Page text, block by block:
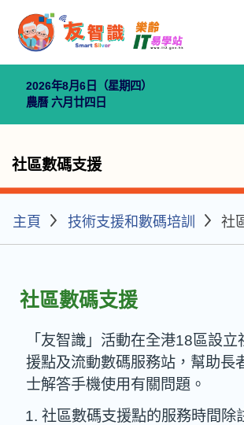
2026年8月6日（星期四）
農曆 六月廿四日
社區數碼支援
主頁 技術支援和數碼培訓 社
社區數碼支援
「友智識」活動在全港18區設立
援點及流動數碼服務站，幫助長
士解答手機使用有關問題。
社區數碼支援點的服務時間除